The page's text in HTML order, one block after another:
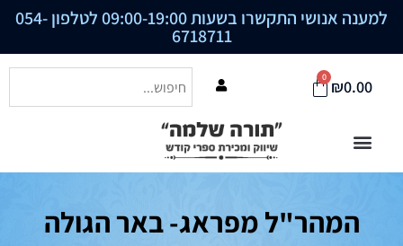
למענה אנושי התקשרו בשעות 09:00-19:00 לטלפון 054-
6718711
₪0.00
0
המהר"ל מפראג- באר הגולה